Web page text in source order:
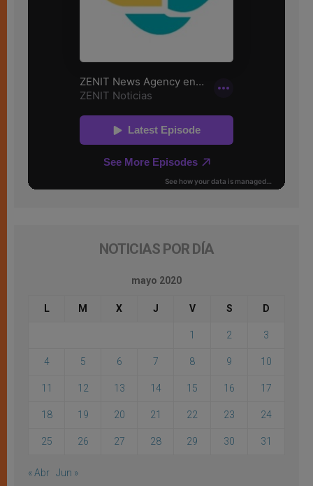
NOTICIAS POR DÍA
mayo 2020
L M X J V S D
1 2 3
4 5 6 7 8 9 10
11 12 13 14 15 16 17
18 19 20 21 22 23 24
25 26 27 28 29 30 31
« Abr Jun »